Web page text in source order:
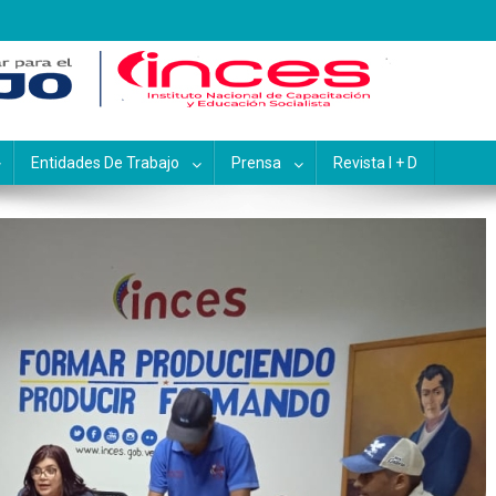
y Educación
Entidades De Trabajo Prensa Revista I + D